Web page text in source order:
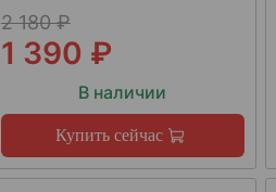
2 180 ₽
1 390 ₽
В наличии
Купить сейчас